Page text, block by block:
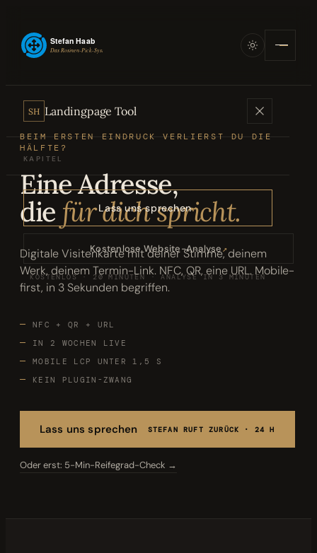
SH Landingpage Tool
KAPITEL
01 Angebote
03 Podcasts
Bewertungen
05 Karriere
Partnerprogramm
Lass uns sprechen
Kostenlose Website-Analyse↗
KOSTENLOS · 20 MINUTEN · ANALYSE IN 3 MINUTEN
BEIM ERSTEN EINDRUCK VERLIERST DU DIE
HÄLFTE?
Eine Adresse,
die für dich spricht.
Digitale Visitenkarte mit deiner Stimme, deinem
Werk, deinem Termin-Link. NFC, QR, eine URL. Mobile-
first, in 3 Sekunden begriffen.
NFC + QR + URL
IN 2 WOCHEN LIVE
MOBILE LCP UNTER 1,5 S
KEIN PLUGIN-ZWANG
Lass uns sprechen STEFAN RUFT ZURÜCK · 24 H
Oder erst: 5-Min-Reifegrad-Check →